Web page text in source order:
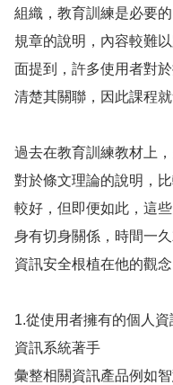
組織，教育訓練是必要
規章的說明，內容較難
面提到，許多使用者對
清楚其關聯，因此課程
過去在教育訓練教材上
對於條文理論的說明，
較好，但即便如此，這
身有切身關係，時間一
資訊安全根植在他的觀
1.從使用者擁有的個人
資訊系統著手
彙整相關資訊產品例如